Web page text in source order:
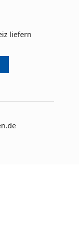
liefern